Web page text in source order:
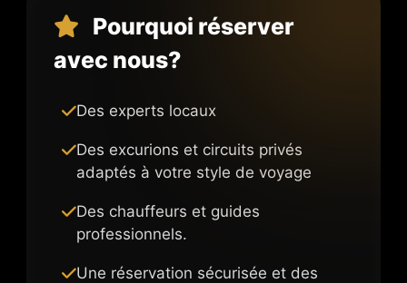
Pourquoi réserver
avec nous?
Des experts locaux
Des excurions et circuits privés
adaptés à votre style de voyage
Des chauffeurs et guides
professionnels.
Une réservation sécurisée et des